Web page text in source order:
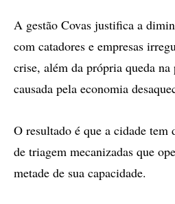
A gestão Covas justifica a
com catadores e empresas
crise, além da própria queda
causada pela economia
O resultado é que a cidade tem
de triagem mecanizadas que
metade de sua capacidade.